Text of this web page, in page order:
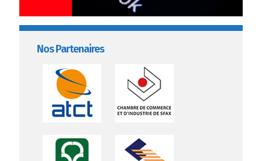
Nos Partenaires